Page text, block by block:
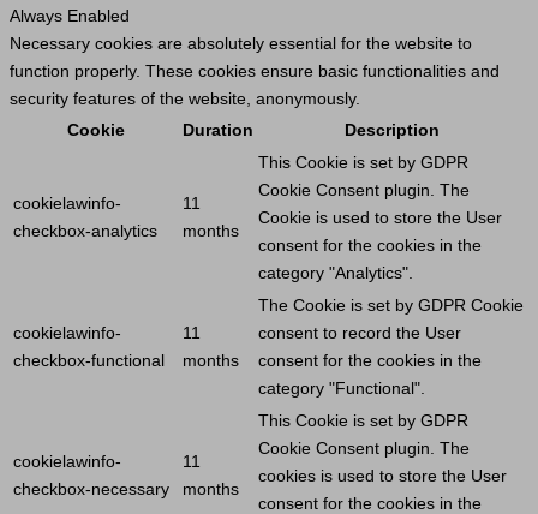
Always Enabled
Necessary cookies are absolutely essential for the website to
function properly. These cookies ensure basic functionalities and
security features of the website, anonymously.
Cookie
Duration Description
cookielawinfo-
checkbox-analytics
11
months
This Cookie is set by GDPR
Cookie Consent plugin. The
Cookie is used to store the User
consent for the cookies in the
category "Analytics".
cookielawinfo-
checkbox-functional
11
months
The Cookie is set by GDPR Cookie
consent to record the User
consent for the cookies in the
category "Functional".
cookielawinfo-
checkbox-necessary
11
months
This Cookie is set by GDPR
Cookie Consent plugin. The
cookies is used to store the User
consent for the cookies in the